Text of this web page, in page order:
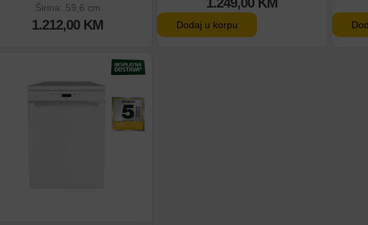
Širina: 59,6 cm
1.212,00 KM Dodaj u korpu